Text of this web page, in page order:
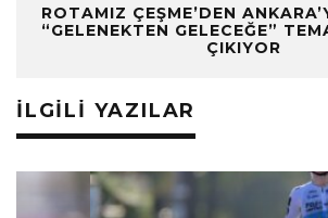
ROTAMIZ ÇEŞME’DEN
“GELENEKTEN GELECEĞE”
ÇIKIYOR
İLGILI YAZILAR